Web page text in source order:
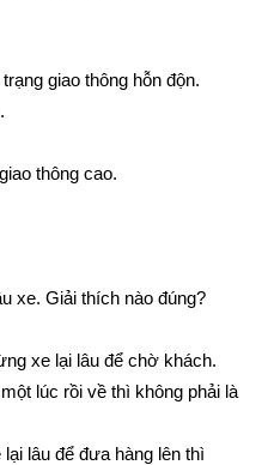
giao thông hỗn độn.
thông cao.
xe. Giải thích nào đúng?
xe lại lâu để chờ khách.
lúc rồi về thì không phải là
lâu để đưa hàng lên thì